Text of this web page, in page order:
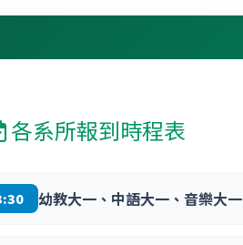
各系所報到時程表
幼教大一、中語大一、音樂大一